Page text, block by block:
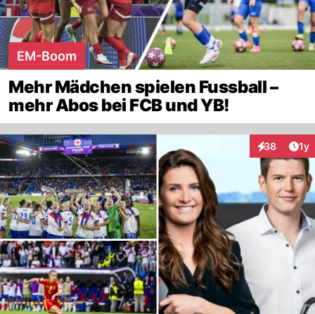
EM-Boom
Mehr Mädchen spielen Fussball –
mehr Abos bei FCB und YB!
38 1y